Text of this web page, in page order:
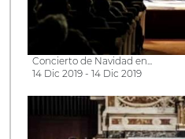
Concierto de Navidad en...
14 Dic 2019 - 14 Dic 2019